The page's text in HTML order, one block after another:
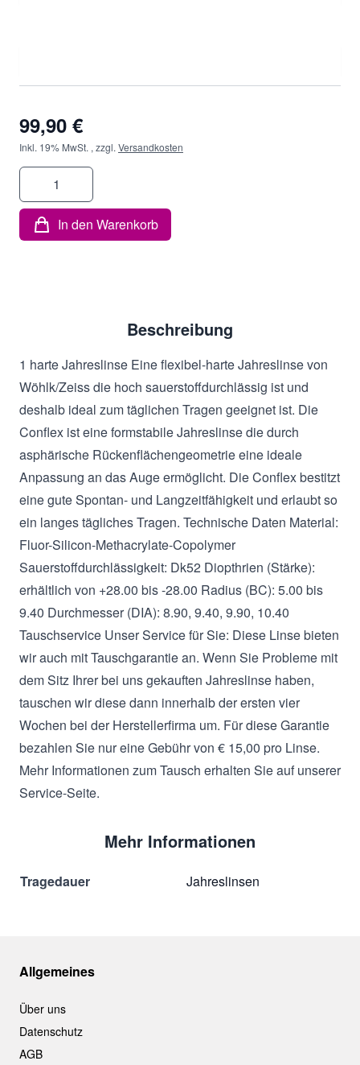
99,90 €
Inkl. 19% MwSt. , zzgl. Versandkosten
Menge
In den Warenkorb
Beschreibung
1 harte Jahreslinse Eine flexibel-harte Jahreslinse von
Wöhlk/Zeiss die hoch sauerstoffdurchlässig ist und
deshalb ideal zum täglichen Tragen geeignet ist. Die
Conflex ist eine formstabile Jahreslinse die durch
asphärische Rückenflächengeometrie eine ideale
Anpassung an das Auge ermöglicht. Die Conflex bestitzt
eine gute Spontan- und Langzeitfähigkeit und erlaubt so
ein langes tägliches Tragen. Technische Daten Material:
Fluor-Silicon-Methacrylate-Copolymer
Sauerstoffdurchlässigkeit: Dk52 Diopthrien (Stärke):
erhältlich von +28.00 bis -28.00 Radius (BC): 5.00 bis
9.40 Durchmesser (DIA): 8.90, 9.40, 9.90, 10.40
Tauschservice Unser Service für Sie: Diese Linse bieten
wir auch mit Tauschgarantie an. Wenn Sie Probleme mit
dem Sitz Ihrer bei uns gekauften Jahreslinse haben,
tauschen wir diese dann innerhalb der ersten vier
Wochen bei der Herstellerfirma um. Für diese Garantie
bezahlen Sie nur eine Gebühr von € 15,00 pro Linse.
Mehr Informationen zum Tausch erhalten Sie auf unserer
Service-Seite.
Mehr Informationen
Tragedauer Jahreslinsen
Allgemeines
Über uns
Datenschutz
AGB